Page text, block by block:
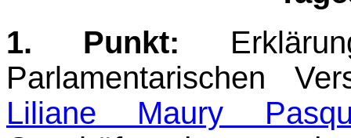
1. Punkt:
Parlamentarischen
Liliane Maury